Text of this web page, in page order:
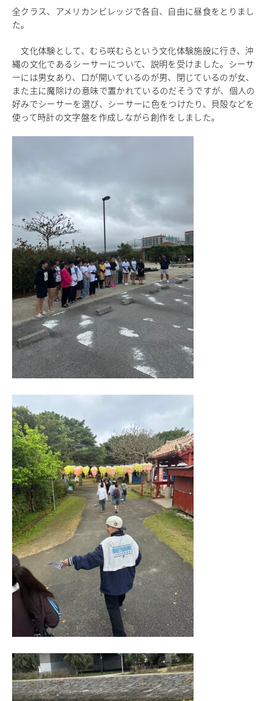
桜華生の一日
年間行事
練習風景
部活動指導者紹介
制服紹介
デジタルリーフレット／パンフレット
進路・進学 Career Guidance
その他
在校生の方
新型コロナウイルス感染症罹患証明書
インフルエンザ罹患証明書
登校許可証明書
卒業生の方
桜育会（同窓会）
日体大桜華U-15
Youtube公式チャンネル
寄付金のお願い
在校生の方
系列校紹介
教職員の方へ
個人情報保護
全クラス、アメリカンビレッジで各自、自由に昼食をとりまし
た。
文化体験として、むら咲むらという文化体験施設に行き、沖
縄の文化であるシーサーについて、説明を受けました。 シーサ
ーには男女あり、口が開いているのが男、 閉じているのが女、
また主に魔除けの意味で置かれているのだそうですが、 個人の
好みでシーサーを選び、シーサーに色をつけたり、 貝殻などを
使って時計の文字盤を作成しながら創作をしました。